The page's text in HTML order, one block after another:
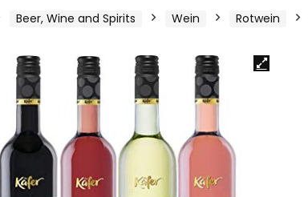
Beer, Wine and Spirits Wein Rotwein